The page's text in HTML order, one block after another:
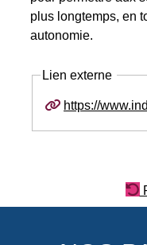
plus longtemps, en
autonomie.
Lien externe
https://